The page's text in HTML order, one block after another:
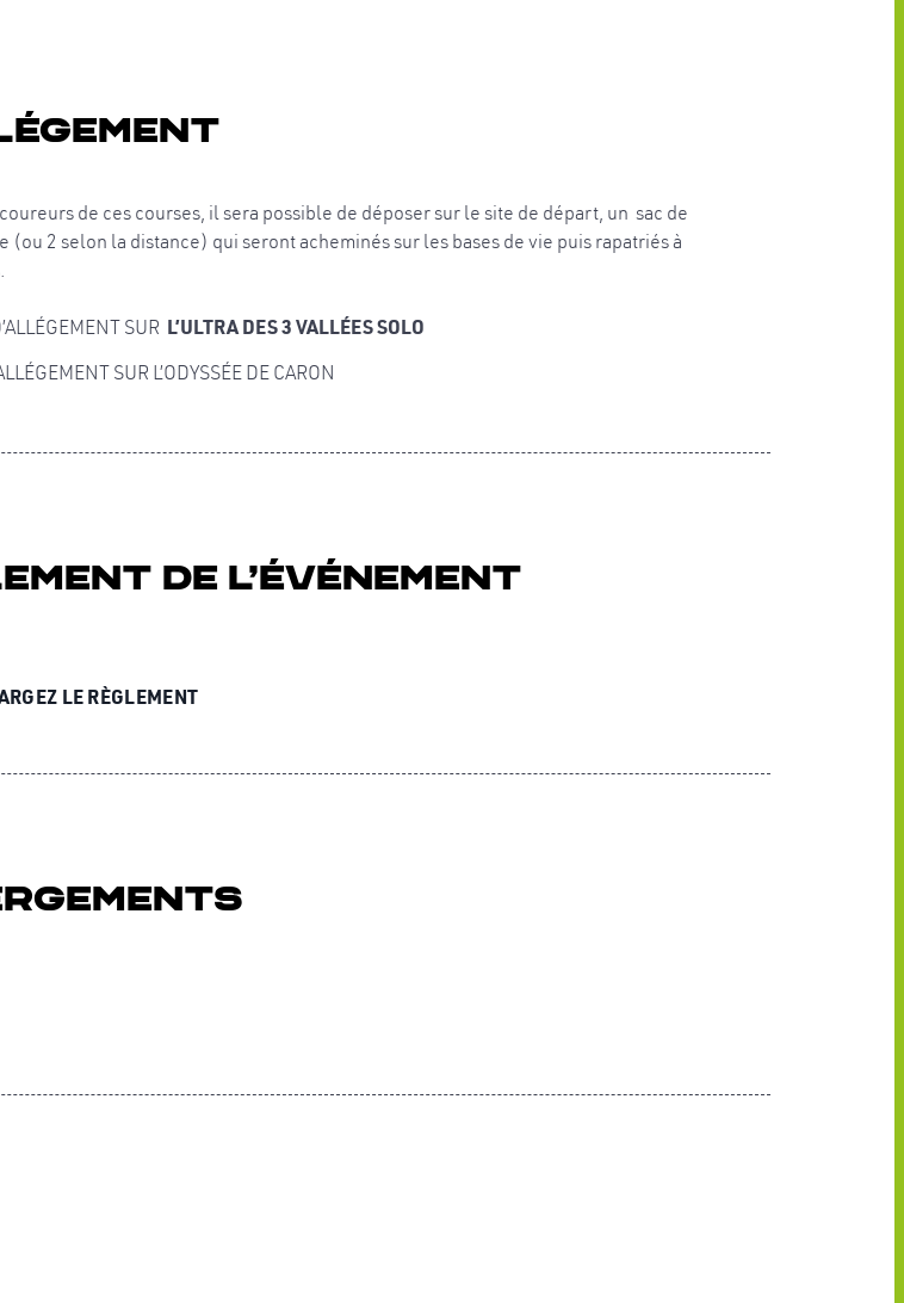
de ces courses, il sera possible de déposer sur le site de départ, un sac de
(ou 2 selon la distance) qui seront acheminés sur les bases de vie puis rapatriés à
SUR L’ULTRA DES 3 VALLÉES SOLO
SUR L’ODYSSÉE DE CARON
de l’événement
LE RÈGLEMENT